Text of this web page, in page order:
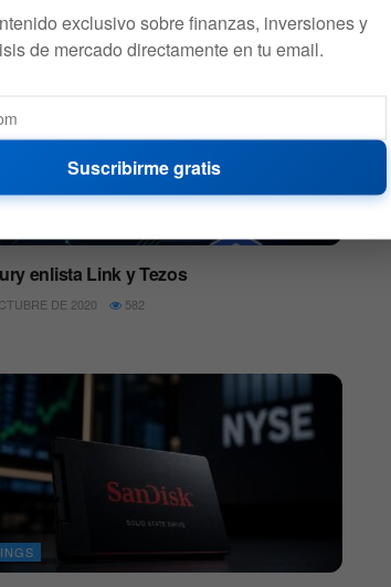
enlista Link y Tezos
DE 2020 582
exclusivo sobre finanzas, inversiones y
de mercado directamente en tu email.
Suscribirme gratis